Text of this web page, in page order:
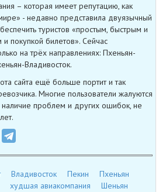
– которая имеет репутацию, как
- недавно представила двуязычный
туристов «простым, быстрым и
покупкой билетов». Сейчас
на трёх направлениях: Пхеньян-
Владивосток.
сайта ещё больше портит и так
Многие пользователи жалуются
наличие проблем и других ошибок, не
Владивосток Пекин
Пхеньян
худшая авиакомпания
Шеньян